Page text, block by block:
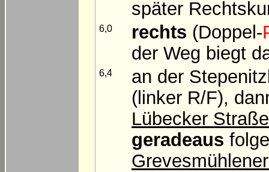
später
6,0 rechts (Doppel-
der Weg biegt
6,4
an der
(linker R/F),
Lübecker Straße
geradeaus